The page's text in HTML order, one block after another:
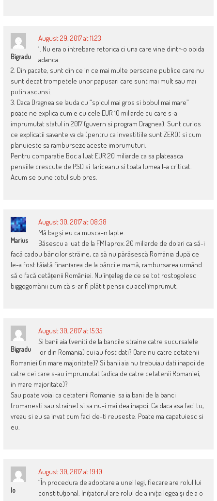
Bigradu
August 29, 2017 at 11:23
1. Nu era o intrebare retorica ci una care vine dintr-o obida
adanca.
2. Din pacate, sunt din ce in ce mai multe persoane publice care nu
sunt decat trompetele unor papusari care sunt mai mult sau mai
putin ascunsi.
3. Daca Dragnea se lauda cu “spicul mai gros si bobul mai mare”
poate ne explica cum e cu cele EUR 10 miliarde cu care s-a
imprumutat statul in 2017 (guvern si program Dragnea). Sunt curios
ce explicatii savante va da (pentru ca investitiile sunt ZERO) si cum
planuieste sa ramburseze aceste imprumuturi.
Pentru comparatie Boc a luat EUR 20 miliarde ca sa plateasca
pensiile crescute de PSD si Tariceanu si toata lumea l-a criticat.
Acum se pune totul sub pres.
Marius
August 30, 2017 at 08:38
Mă bag și eu ca musca-n lapte.
Băsescu a luat de la FMI aprox. 20 miliarde de dolari ca să-i
facă cadou băncilor străine, ca să nu părăsescă România după ce
le-a fost tăiată finanțarea de la băncile mamă, rambursarea urmând
să o facă cetățenii României. Nu înțeleg de ce se tot rostogolesc
biggogomănii cum că s-ar fi plătit pensii cu acel împrumut.
Bigradu
August 30, 2017 at 15:35
Si banii aia (veniti de la bancile straine catre sucursalele
lor din Romania) cui au fost dati? Oare nu catre cetatenii
Romaniei (in mare majoritate)? Si banii aia nu trebuiau dati inapoi de
catre cei care s-au imprumutat (adica de catre cetatenii Romaniei,
in mare majoritate)?
Sau poate voiai ca cetatenii Romaniei sa ia bani de la banci
(romanesti sau straine) si sa nu-i mai dea inapoi. Ca daca asa faci tu,
vreau si eu sa invat cum faci de-ti reuseste. Poate ma capatuiesc si
eu.
Io
August 30, 2017 at 19:10
“În procedura de adoptare a unei legi, fiecare are rolul lui
constituţional. Iniţiatorul are rolul de a iniţia legea şi de a o